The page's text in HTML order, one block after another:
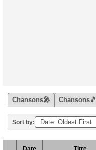
Chansons🎤 Chansons🎵
Sort by: